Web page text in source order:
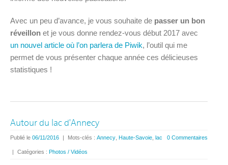
Avec un peu d’avance, je vous souhaite de passer un bon
réveillon et je vous donne rendez-vous début 2017 avec
un nouvel article où l’on parlera de Piwik, l’outil qui me
permet de vous présenter chaque année ces délicieuses
statistiques !
Autour du lac d'Annecy
0 Commentaires
Publié le 06/11/2016 | Mots-clés : Annecy Haute-Savoie lac
| Catégories : Photos / Vidéos